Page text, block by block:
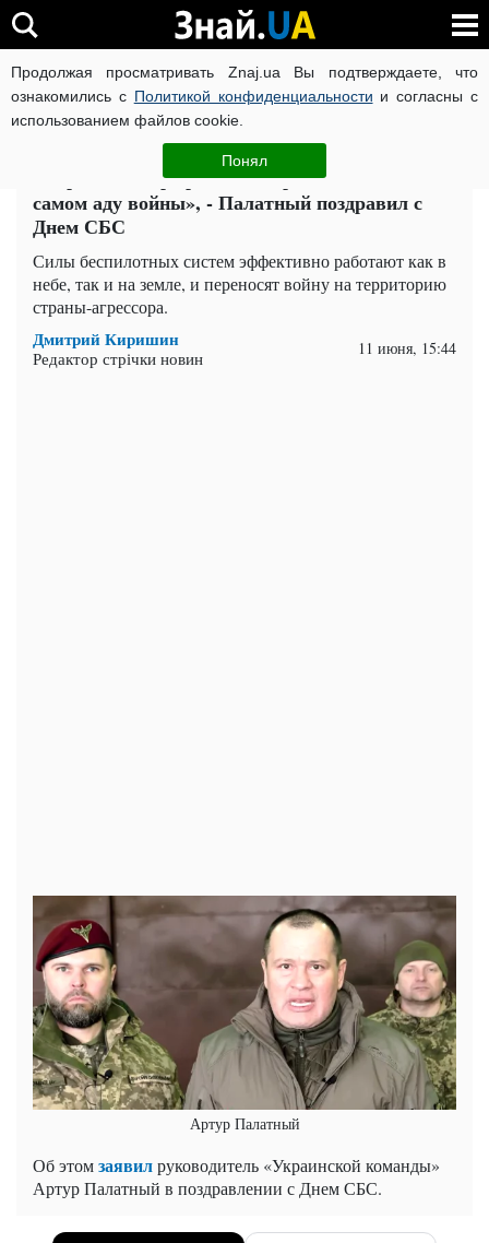
Продолжая просматривать Znaj.ua Вы подтверждаете, что
ознакомились с Политикой конфиденциальности и согласны с
использованием файлов cookie.
Понял
ВОЙНА РОССИИ ПРОТИВ УКРАИНЫ КОРОНАВИРУС В
Политика ЧИТАТИ УКРАЇНСЬКОЮ
«Первый в мире род войск, родившийся в
самом аду войны», - Палатный поздравил с
Днем СБС
Силы беспилотных систем эффективно работают как в
небе, так и на земле, и переносят войну на территорию
страны-агрессора.
Дмитрий Киришин
Редактор стрічки новин 11 июня, 15:44
Артур Палатный
Об этомзаявилруководитель «Украинской команды»
Артур Палатный в поздравлении с Днем СБС.